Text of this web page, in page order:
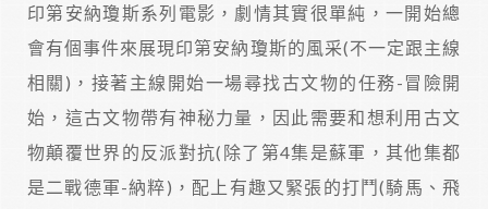
印第安納瓊斯系列電影，劇情其實很單純，一開始總
會有個事件來展現印第安納瓊斯的風采(不一定跟主線
相關)，接著主線開始一場尋找古文物的任務-冒險開
始，這古文物帶有神秘力量，因此需要和想利用古文
物顛覆世界的反派對抗(除了第4集是蘇軍，其他集都
是二戰德軍-納粹)，配上有趣又緊張的打鬥(騎馬、飛